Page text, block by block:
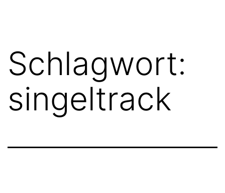
Schlagwort:
singeltrack